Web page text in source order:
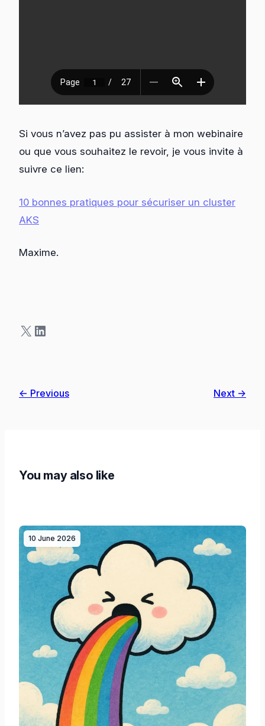
Si vous n’avez pas pu assister à mon webinaire
ou que vous souhaitez le revoir, je vous invite à
suivre ce lien:
10 bonnes pratiques pour sécuriser un cluster
AKS
Maxime.
X LinkedIn
← Previous Next →
You may also like
10 June 2026